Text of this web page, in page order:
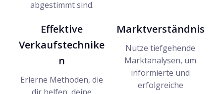
abgestimmt sind.
Effektive
Verkaufstechnike
n
Erlerne Methoden, die
dir helfen, deine
Marktverständnis
Nutze tiefgehende
Marktanalysen, um
informierte und
erfolgreiche